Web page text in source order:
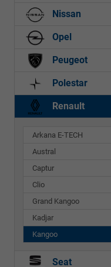
Nissan
Opel
Peugeot
Polestar
Renault
Arkana E-TECH
Austral
Captur
Clio
Grand Kangoo
Kadjar
Kangoo
Seat